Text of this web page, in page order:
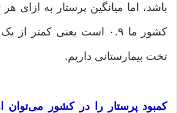
باشد، اما میانگین پرستار به ازای
کشور ما ۰.۹ است یعنی کمتر
تخت بیمارستانی داریم.
کمبود پرستار را در کشور